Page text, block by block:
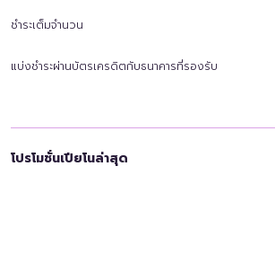
ชำระเต็มจำนวน
แบ่งชำระผ่านบัตรเครดิตกับธนาคารที่รองรับ
โปรโมชั่นเปียโนล่าสุด